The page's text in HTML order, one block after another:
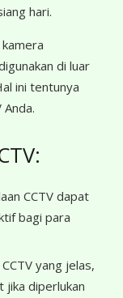
hari.
di luar
ini tentunya
CCTV dapat
bagi para
yang jelas,
jika diperlukan